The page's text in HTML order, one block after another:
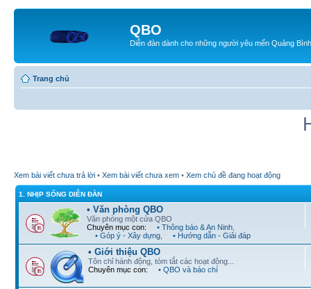
QBO
Diễn đàn dành cho những người yêu mến Quảng Bình
Trang chủ
Xem bài viết chưa trả lời • Xem bài viết chưa xem • Xem chủ đề đang hoạt động
1. NHỊP SỐNG DIỄN ĐÀN
• Văn phòng QBO
Văn phòng một cửa QBO
Chuyên mục con:
• Thông báo & An Ninh
• Góp ý - Xây dựng
• Hướng dẫn - Giải đáp
• Giới thiệu QBO
Tôn chỉ hành động, tóm tắt các hoạt động...
Chuyên mục con:
• QBO và báo chí